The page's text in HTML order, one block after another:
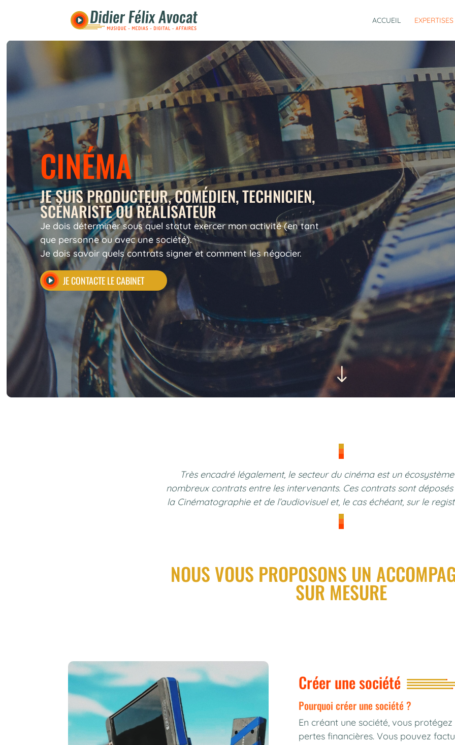
ACCUEIL EXPERTISES
CINÉMA
JE SUIS PRODUCTEUR, COMÉDIEN, TECHNICIEN,
SCÉNARISTE OU RÉALISATEUR
Je dois déterminer sous quel statut exercer mon activité (en tant
que personne ou avec une société).
Je dois savoir quels contrats signer et comment les négocier.
JE CONTACTE LE CABINET
"
Très encadré légalement, le secteur du cinéma est un
nombreux contrats entre les intervenants. Ces contrats sont
la Cinématographie et de l’audiovisuel et, le cas échéant, sur le
NOUS VOUS PROPOSONS UN
SUR MESURE
Créer une société
pourquoi créer une société ?
En créant une société, vous
pertes financières. Vous pouvez